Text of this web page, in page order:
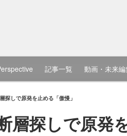
記事一覧 動画・未来編
探しで原発を止める「傲慢」
層探しで原発